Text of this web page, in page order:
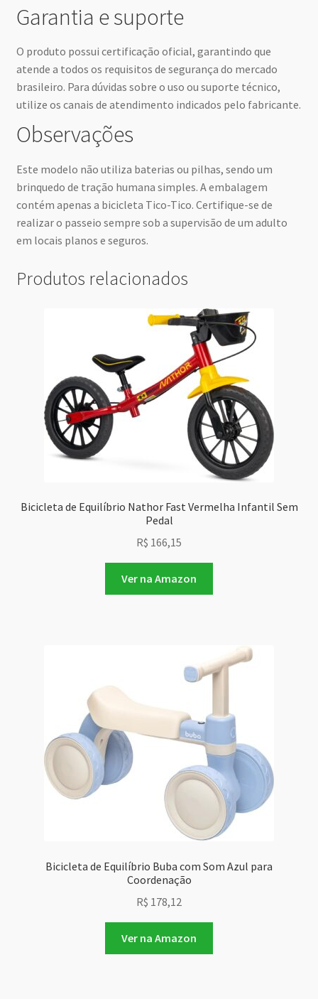
Garantia e suporte
O produto possui certificação oficial, garantindo que
atende a todos os requisitos de segurança do mercado
brasileiro. Para dúvidas sobre o uso ou suporte técnico,
utilize os canais de atendimento indicados pelo fabricante.
Observações
Este modelo não utiliza baterias ou pilhas, sendo um
brinquedo de tração humana simples. A embalagem
contém apenas a bicicleta Tico-Tico. Certifique-se de
realizar o passeio sempre sob a supervisão de um adulto
em locais planos e seguros.
Produtos relacionados
Bicicleta de Equilíbrio Nathor Fast Vermelha Infantil Sem
Pedal
R$ 166,15
Ver na Amazon
Bicicleta de Equilíbrio Buba com Som Azul para
Coordenação
R$ 178,12
Ver na Amazon